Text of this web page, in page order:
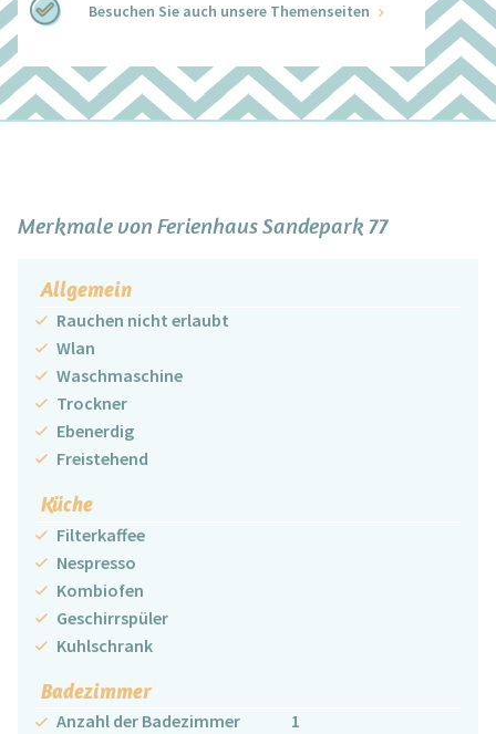
Besuchen Sie auch unsere Themenseiten
+
−
Merkmale von Ferienhaus Sandepark 77
Allgemein
Rauchen nicht erlaubt
Wlan
Waschmaschine
Trockner
Ebenerdig
Freistehend
Küche
Filterkaffee
Nespresso
Kombiofen
Geschirrspüler
Kuhlschrank
Badezimmer
Anzahl der Badezimmer
1